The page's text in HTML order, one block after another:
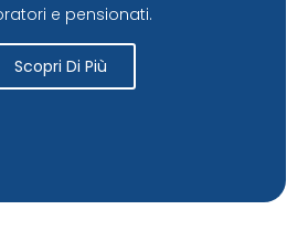
e pensionati.
Scopri Di Più